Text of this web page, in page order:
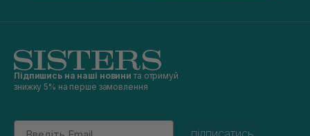
Підпишись на наші новини та отримуй
знижку 5% на перше замовлення
Email